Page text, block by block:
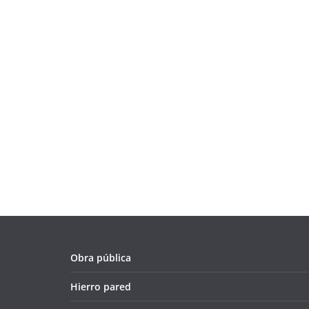
Obra pública
Hierro pared